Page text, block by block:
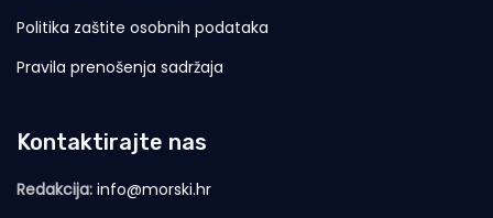
Politika zaštite osobnih podataka
Pravila prenošenja sadržaja
Kontaktirajte nas
Redakcija: info@morski.hr